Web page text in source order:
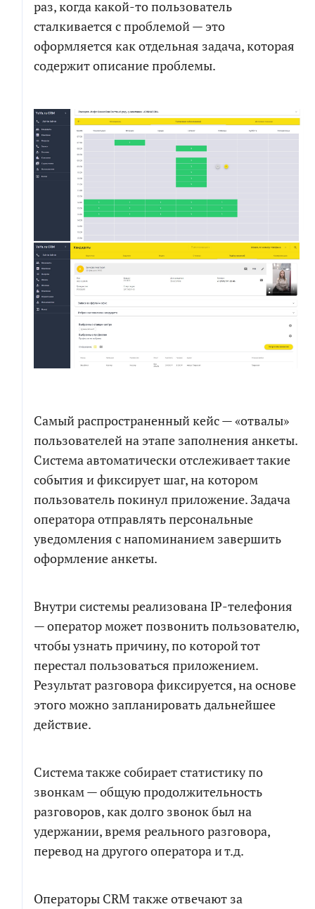
раз, когда какой-то пользователь
сталкивается с проблемой — это
оформляется как отдельная задача, которая
содержит описание проблемы.
Самый распространенный кейс — «отвалы»
пользователей на этапе заполнения анкеты.
Система автоматически отслеживает такие
события и фиксирует шаг, на котором
пользователь покинул приложение. Задача
оператора отправлять персональные
уведомления с напоминанием завершить
оформление анкеты.
Внутри системы реализована IP-телефония
— оператор может позвонить пользователю,
чтобы узнать причину, по которой тот
перестал пользоваться приложением.
Результат разговора фиксируется, на основе
этого можно запланировать дальнейшее
действие.
Система также собирает статистику по
звонкам — общую продолжительность
разговоров, как долго звонок был на
удержании, время реального разговора,
перевод на другого оператора и т.д.
Операторы CRM также отвечают за